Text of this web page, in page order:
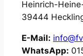
Heinrich-
39444
E-Mail:
WhatsApp: